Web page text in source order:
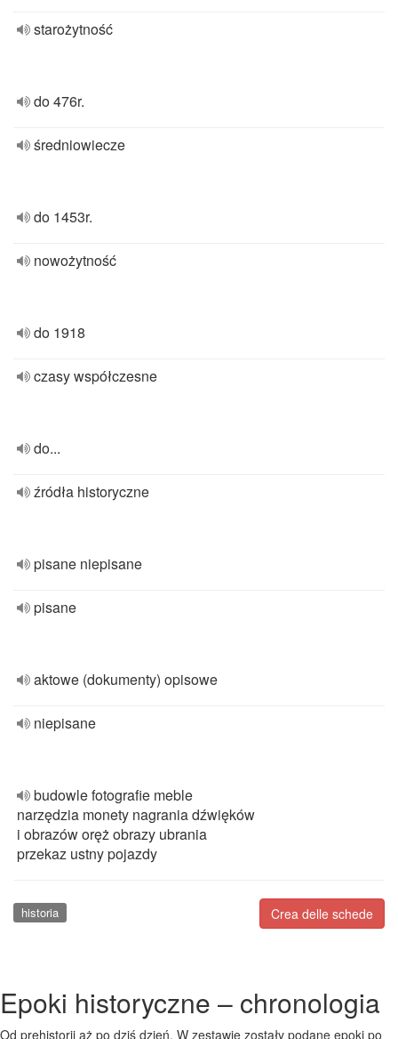
starożytność
do 476r.
średniowiecze
do 1453r.
nowożytność
do 1918
czasy współczesne
do...
źródła historyczne
pisane niepisane
pisane
aktowe (dokumenty) opisowe
niepisane
budowle fotografie meble
narzędzia monety nagrania dźwięków
i obrazów oręż obrazy ubrania
przekaz ustny pojazdy
Crea delle schede
historia
Epoki historyczne – chronologia
Od prehistorii aż po dziś dzień. W zestawie zostały podane epoki po